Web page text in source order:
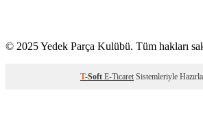
© 2025 Yedek Parça Kulübü. Tüm hakları
T-Soft E-Ticaret Sistemleriyle